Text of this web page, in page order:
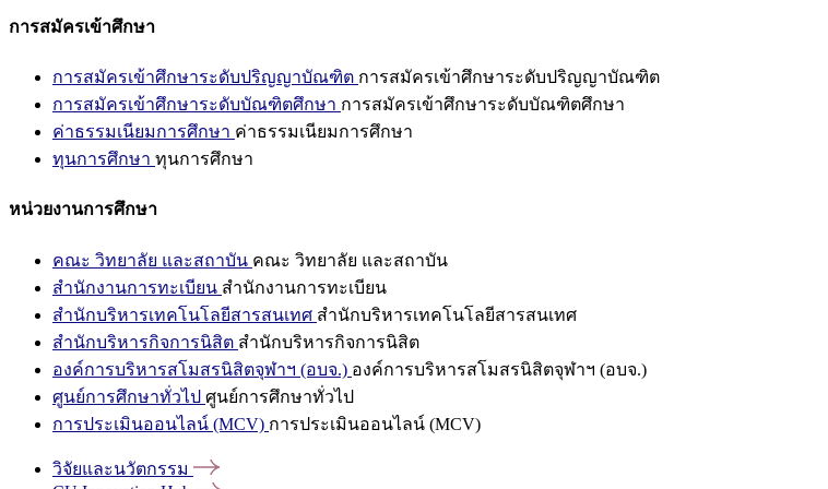
การสมัครเข้าศึกษา
การสมัครเข้าศึกษาระดับปริญญาบัณฑิต การสมัครเข้าศึกษาระดับปริญญาบัณฑิต
การสมัครเข้าศึกษาระดับบัณฑิตศึกษา การสมัครเข้าศึกษาระดับบัณฑิตศึกษา
ค่าธรรมเนียมการศึกษา ค่าธรรมเนียมการศึกษา
ทุนการศึกษา ทุนการศึกษา
หน่วยงานการศึกษา
คณะ วิทยาลัย และสถาบัน คณะ วิทยาลัย และสถาบัน
สำนักงานการทะเบียน สำนักงานการทะเบียน
สำนักบริหารเทคโนโลยีสารสนเทศ สำนักบริหารเทคโนโลยีสารสนเทศ
สำนักบริหารกิจการนิสิต สำนักบริหารกิจการนิสิต
องค์การบริหารสโมสรนิสิตจุฬาฯ (อบจ.) องค์การบริหารสโมสรนิสิตจุฬาฯ (อบจ.)
ศูนย์การศึกษาทั่วไป ศูนย์การศึกษาทั่วไป
การประเมินออนไลน์ (MCV) การประเมินออนไลน์ (MCV)
วิจัยและนวัตกรรม